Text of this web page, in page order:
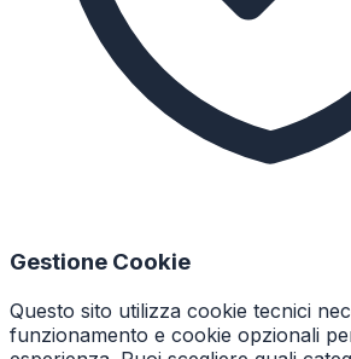
Gestione Cookie
Questo sito utilizza cookie tecnici
funzionamento e cookie opzionali